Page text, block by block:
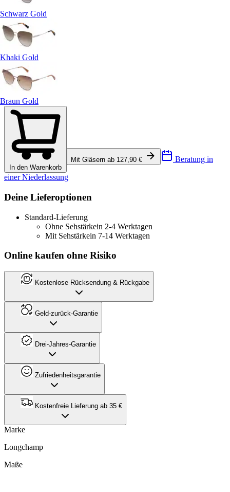
Schwarz Gold
Khaki Gold
Braun Gold
In den Warenkorb
Mit Gläsern ab 127,90 € Beratung in
einer Niederlassung
Deine Lieferoptionen
Standard-Lieferung
Ohne Sehstärkein 2-4 Werktagen
Mit Sehstärkein 7-14 Werktagen
Online kaufen ohne Risiko
Kostenlose Rücksendung & Rückgabe
Geld-zurück-Garantie
Drei-Jahres-Garantie
Zufriedenheitsgarantie
Kostenfreie Lieferung ab 35 €
Marke
Longchamp
Maße